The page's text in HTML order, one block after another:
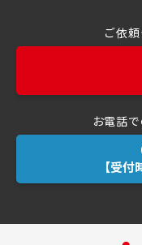
ご依
お電話
【受